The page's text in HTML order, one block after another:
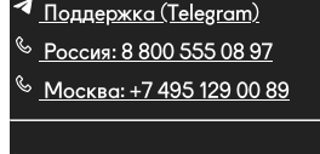
Поддержка (Telegram)
Россия: 8 800 555 08 97
Москва: +7 495 129 00 89